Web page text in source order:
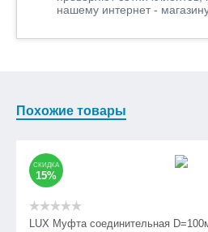
нашему интернет -
Похожие товары
СКИДКА
15%
LUX Муфта соединительная